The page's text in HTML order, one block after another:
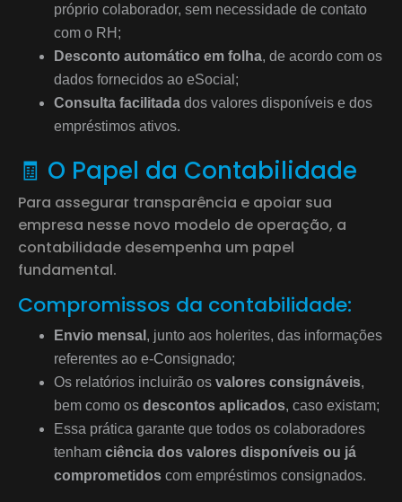
próprio colaborador, sem necessidade de contato
com o RH;
Desconto automático em folha, de acordo com os
dados fornecidos ao eSocial;
Consulta facilitada dos valores disponíveis e dos
empréstimos ativos.
🧾 O Papel da Contabilidade
Para assegurar transparência e apoiar sua
empresa nesse novo modelo de operação, a
contabilidade desempenha um papel
fundamental.
Compromissos da contabilidade:
Envio mensal , junto aos holerites, das informações
referentes ao e-Consignado;
Os relatórios incluirão os valores consignáveis,
bem como os descontos aplicados, caso existam;
Essa prática garante que todos os colaboradores
tenham ciência dos valores disponíveis ou já
comprometidos com empréstimos consignados.